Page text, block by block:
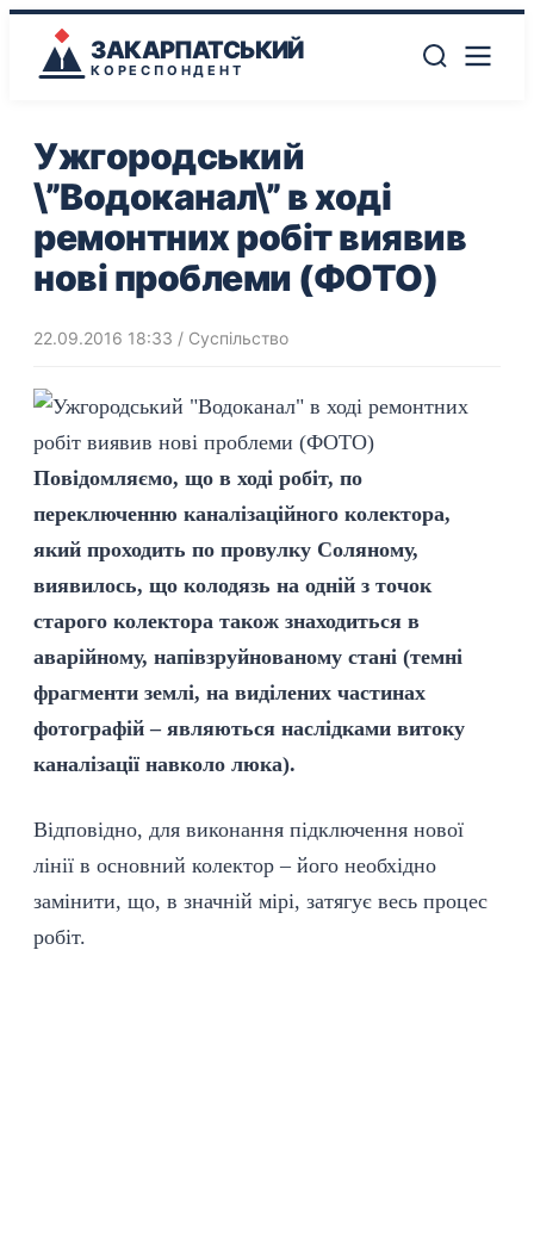
ЗАКАРПАТСЬКИЙ
КОРЕСПОНДЕНТ
Ужгородський
\”Водоканал\” в ході
ремонтних робіт виявив
нові проблеми (ФОТО)
22.09.2016 18:33 / Суспільство
Повідомляємо, що в ході робіт, по
переключенню каналізаційного колектора,
який проходить по провулку Соляному,
виявилось, що колодязь на одній з точок
старого колектора також знаходиться в
аварійному, напівзруйнованому стані (темні
фрагменти землі, на виділених частинах
фотографій – являються наслідками витоку
каналізації навколо люка).
Відповідно, для виконання підключення нової
лінії в основний колектор – його необхідно
замінити, що, в значній мірі, затягує весь процес
робіт.